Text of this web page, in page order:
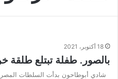
18 أكتوبر، 2021
بالصور. طفلة تبتلع طلقة
شادي أبوطاحون بدأت السلطات